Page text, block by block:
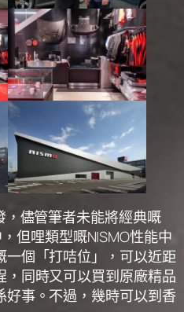
，儘管筆者未能將經典嘅
但哩類型嘅NISMO性能中
一個「打咭位」，可以近距
同時又可以買到原廠精品
事。不過，幾時可以到香